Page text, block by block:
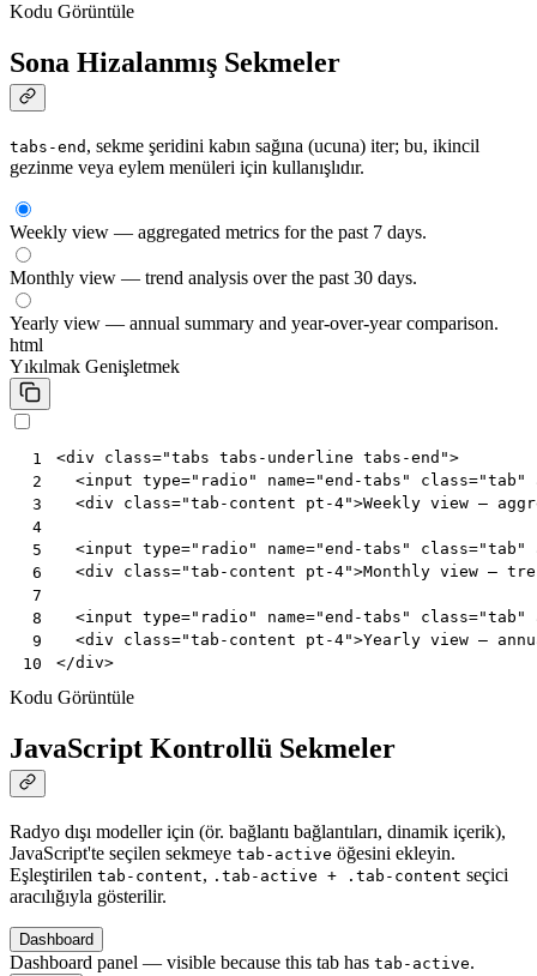
Kodu Görüntüle
Sona Hizalanmış Sekmeler
tabs-end , sekme şeridini kabın sağına (ucuna) iter; bu, ikincil
gezinme veya eylem menüleri için kullanışlıdır.
Weekly view — aggregated metrics for the past 7 days.
Monthly view — trend analysis over the past 30 days.
Yearly view — annual summary and year-over-year comparison.
html
Yıkılmak Genişletmek
1
2
3
4
5
6
7
8
9
10
<div class="tabs tabs-underline tabs-end">
<input type="radio" name="end-tabs" class="tab"
<div class="tab-content pt-4">Weekly view —
<input type="radio" name="end-tabs" class="tab"
<div class="tab-content pt-4">Monthly view —
<input type="radio" name="end-tabs" class="tab"
<div class="tab-content pt-4">Yearly view —
</div>
Kodu Görüntüle
JavaScript Kontrollü Sekmeler
Radyo dışı modeller için (ör. bağlantı bağlantıları, dinamik içerik),
JavaScript'te seçilen sekmeye tab-active öğesini ekleyin.
Eşleştirilen tab-content, .tab-active + .tab-content seçici
aracılığıyla gösterilir.
Dashboard
Dashboard panel — visible because this tab has tab-active.